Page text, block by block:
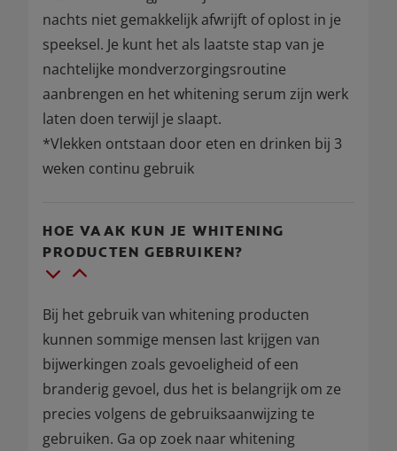
nachts niet gemakkelijk afwrijft of oplost in je
speeksel. Je kunt het als laatste stap van je
nachtelijke mondverzorgingsroutine
aanbrengen en het whitening serum zijn werk
laten doen terwijl je slaapt.
*Vlekken ontstaan door eten en drinken bij 3
weken continu gebruik
HOE VAAK KUN JE WHITENING
PRODUCTEN GEBRUIKEN?
Bij het gebruik van whitening producten
kunnen sommige mensen last krijgen van
bijwerkingen zoals gevoeligheid of een
branderig gevoel, dus het is belangrijk om ze
precies volgens de gebruiksaanwijzing te
gebruiken. Ga op zoek naar whitening